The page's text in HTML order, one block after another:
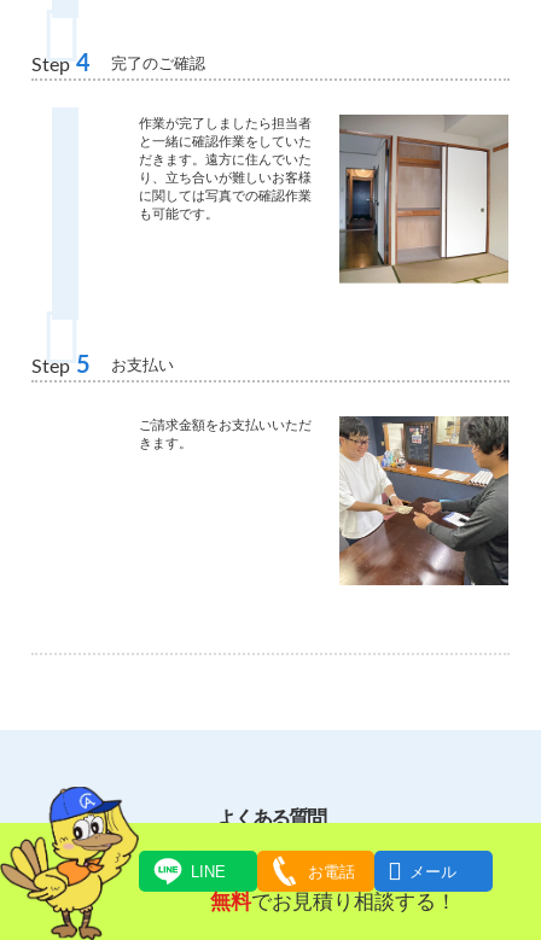
Step 4 完了のご確認
作業が完了しましたら担当者
と一緒に確認作業をしていた
だきます。遠方に住んでいた
り、立ち合いが難しいお客様
に関しては写真での確認作業
も可能です。
Step 5 お支払い
ご請求金額をお支払いいただ
きます。
よくある質問
写真でもお見積りできますか。
LINE お電話  メール
無料でお見積り相談する！